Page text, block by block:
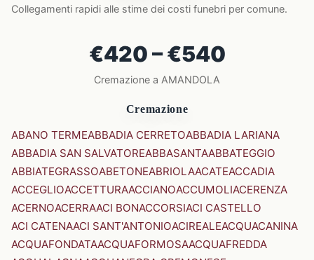
Collegamenti rapidi alle stime dei costi funebri per comune.
€420 – €540
Cremazione a AMANDOLA
Cremazione
ABANO TERMEABBADIA CERRETOABBADIA LARIANA
ABBADIA SAN SALVATOREABBASANTAABBATEGGIO
ABBIATEGRASSOABETONEABRIOLAACATEACCADIA
ACCEGLIOACCETTURAACCIANOACCUMOLIACERENZA
ACERNOACERRAACI BONACCORSIACI CASTELLO
ACI CATENAACI SANT'ANTONIOACIREALEACQUACANINA
ACQUAFONDATAACQUAFORMOSAACQUAFREDDA